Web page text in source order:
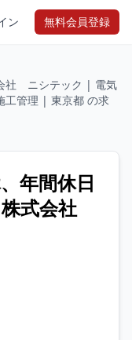
ン 無料会員登録
社 ニシテック | 電気
工管理 | 東京都 の求
年間休日
式会社